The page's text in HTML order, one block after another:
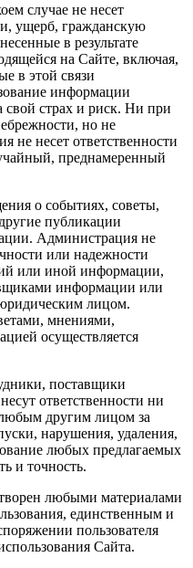
случае не несет
ущерб, гражданскую
в результате
на Сайте, включая,
в этой связи
информации
свой страх и риск. Ни при
но не
не несет ответственности
преднамеренный
о событиях, советы,
публикации
Администрация не
или надежности
или иной информации,
информации или
лицом.
мнениями,
осуществляется
поставщики
ответственности ни
другим лицом за
нарушения, удаления,
любых предлагаемых
и точность.
любыми материалами
единственным и
пользователя
Сайта.